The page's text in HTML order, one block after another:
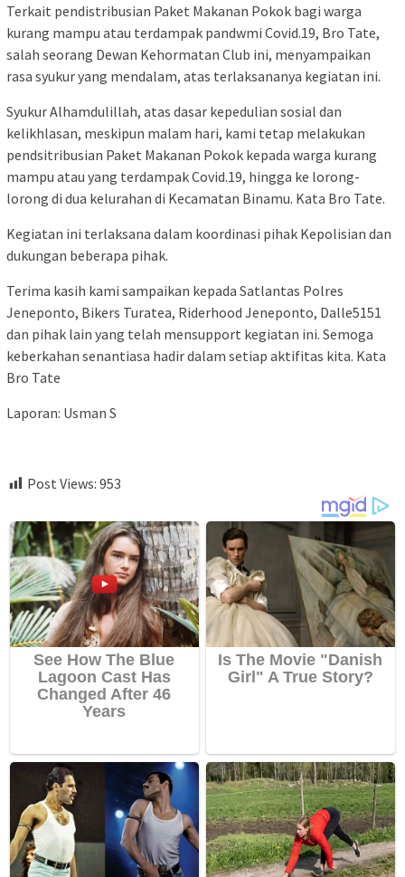
Terkait pendistribusian Paket Makanan Pokok bagi warga
kurang mampu atau terdampak pandwmi Covid.19, Bro Tate,
salah seorang Dewan Kehormatan Club ini, menyampaikan
rasa syukur yang mendalam, atas terlaksananya kegiatan ini.
Syukur Alhamdulillah, atas dasar kepedulian sosial dan
kelikhlasan, meskipun malam hari, kami tetap melakukan
pendsitribusian Paket Makanan Pokok kepada warga kurang
mampu atau yang terdampak Covid.19, hingga ke lorong-
lorong di dua kelurahan di Kecamatan Binamu. Kata Bro Tate.
Kegiatan ini terlaksana dalam koordinasi pihak Kepolisian dan
dukungan beberapa pihak.
Terima kasih kami sampaikan kepada Satlantas Polres
Jeneponto, Bikers Turatea, Riderhood Jeneponto, Dalle5151
dan pihak lain yang telah mensupport kegiatan ini. Semoga
keberkahan senantiasa hadir dalam setiap aktifitas kita. Kata
Bro Tate
Laporan: Usman S
Post Views: 953